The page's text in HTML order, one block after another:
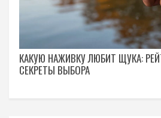
КАКУЮ НАЖИВКУ ЛЮБИТ ЩУКА:
СЕКРЕТЫ ВЫБОРА